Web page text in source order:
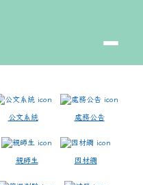
公文系統 處務公告
親師生 因材網